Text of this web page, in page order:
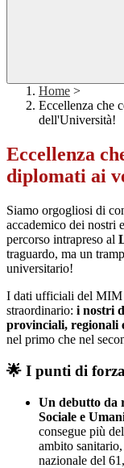
Home >
Eccellenza che
dell'Università!
Eccellenza
diplomati ai
Siamo orgogliosi di
accademico dei nostri
percorso intrapreso al
traguardo, ma un
universitario!
I dati ufficiali del MIM
straordinario: i nostri
provinciali, regionali
nel primo che nel
🌟 I punti di
Un debutto da
Sociale e
consegue più
ambito
nazionale del